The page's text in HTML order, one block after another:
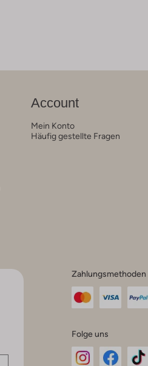
Account
Mein Konto
Häufig gestellte Fragen
Zahlungsmethoden
Folge uns